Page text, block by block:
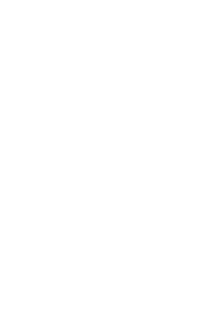
ansehen. Ein
Kundschaft
das Produkt oder die